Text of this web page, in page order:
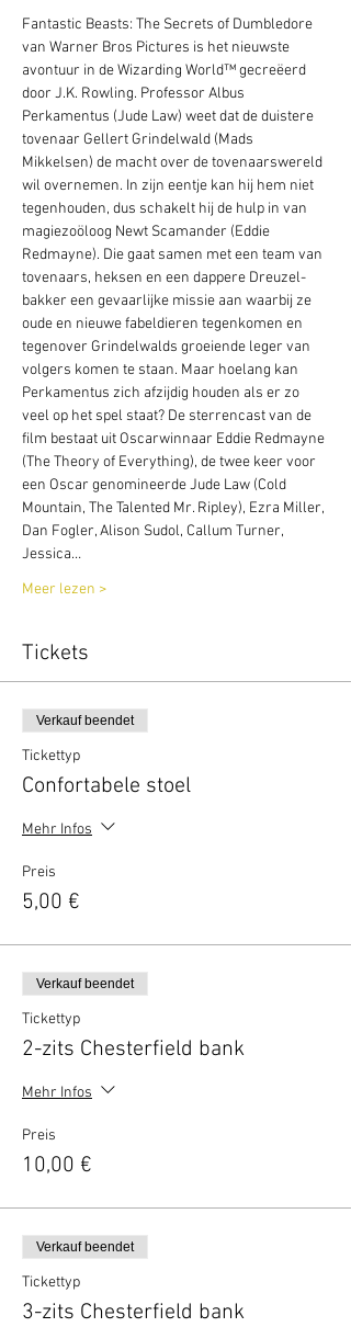
Fantastic Beasts: The Secrets of Dumbledore
van Warner Bros Pictures is het nieuwste
avontuur in de Wizarding World™ gecreëerd
door J.K. Rowling. Professor Albus
Perkamentus (Jude Law) weet dat de duistere
tovenaar Gellert Grindelwald (Mads
Mikkelsen) de macht over de tovenaarswereld
wil overnemen. In zijn eentje kan hij hem niet
tegenhouden, dus schakelt hij de hulp in van
magiezoöloog Newt Scamander (Eddie
Redmayne). Die gaat samen met een team van
tovenaars, heksen en een dappere Dreuzel-
bakker een gevaarlijke missie aan waarbij ze
oude en nieuwe fabeldieren tegenkomen en
tegenover Grindelwalds groeiende leger van
volgers komen te staan. Maar hoelang kan
Perkamentus zich afzijdig houden als er zo
veel op het spel staat? De sterrencast van de
film bestaat uit Oscarwinnaar Eddie Redmayne
(The Theory of Everything), de twee keer voor
een Oscar genomineerde Jude Law (Cold
Mountain, The Talented Mr. Ripley), Ezra Miller,
Dan Fogler, Alison Sudol, Callum Turner,
Jessica…
Meer lezen >
Tickets
Verkauf beendet
Tickettyp
Confortabele stoel
Mehr Infos
Preis
5,00 €
Verkauf beendet
Tickettyp
2-zits Chesterfield bank
Mehr Infos
Preis
10,00 €
Verkauf beendet
Tickettyp
3-zits Chesterfield bank